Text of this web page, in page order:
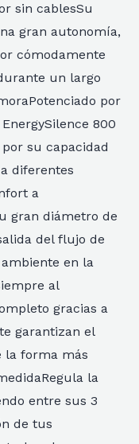
sin cablesSu
gran autonomía,
cómodamente
un largo
por
800
su capacidad
diferentes
a
gran diámetro de
del flujo de
en la
al
gracias a
garantizan el
la forma más
la
entre sus 3
de tus